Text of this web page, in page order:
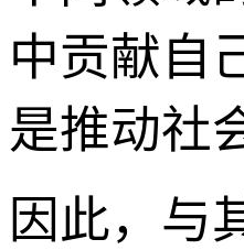
中贡献自
是推动社
因此，与